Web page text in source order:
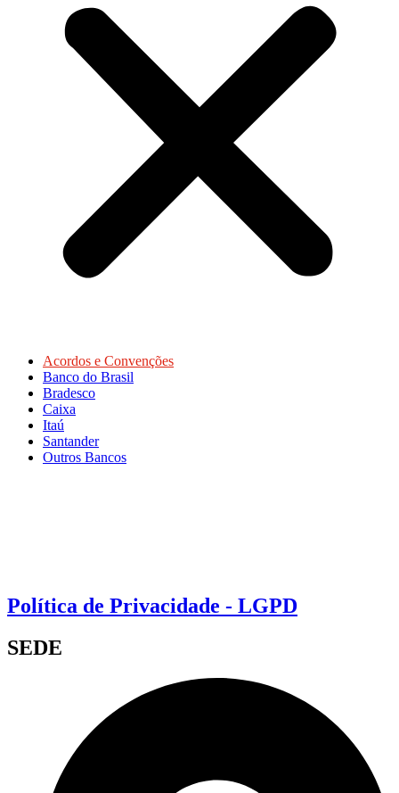
Acordos e Convenções
Banco do Brasil
Bradesco
Caixa
Itaú
Santander
Outros Bancos
Política de Privacidade - LGPD
SEDE